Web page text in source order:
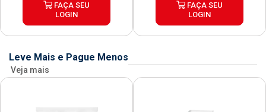
FAÇA SEU
LOGIN
FAÇA SEU
LOGIN
Leve Mais e Pague Menos
Veja mais